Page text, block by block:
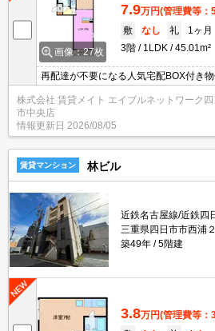
画像：27枚
7.9万円(管理費等：
敷
なし 礼
1ヶ月
3階
1LDK 45.01m²
再配達が不要になる人気宅配BOX付き
イン!オートロック付き物件です♪毎日
株式会社 賃貸メイト エイブルネットワーク四
市中央店
情報更新日 2026/08/05
賃貸マンション 林ビル
近鉄名古屋線/近鉄四
三重県四日市市西浦
築49年
5階建
3.8万円(管理費等：